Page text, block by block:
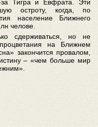
Тигра и Евфрата. Эти
остроту, когда, по
население Ближнего
челове.
сдерживаться, но не
на Ближнем
закончится провалом,
– «чем больше мир